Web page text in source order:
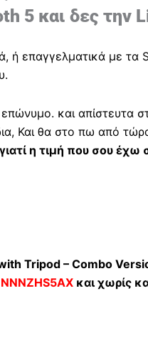
5 και δες την
ή επαγγελματικά με τα
και απίστευτα
Και θα στο πω από
η τιμή που σου έχω
Tripod – Combo
και χωρίς